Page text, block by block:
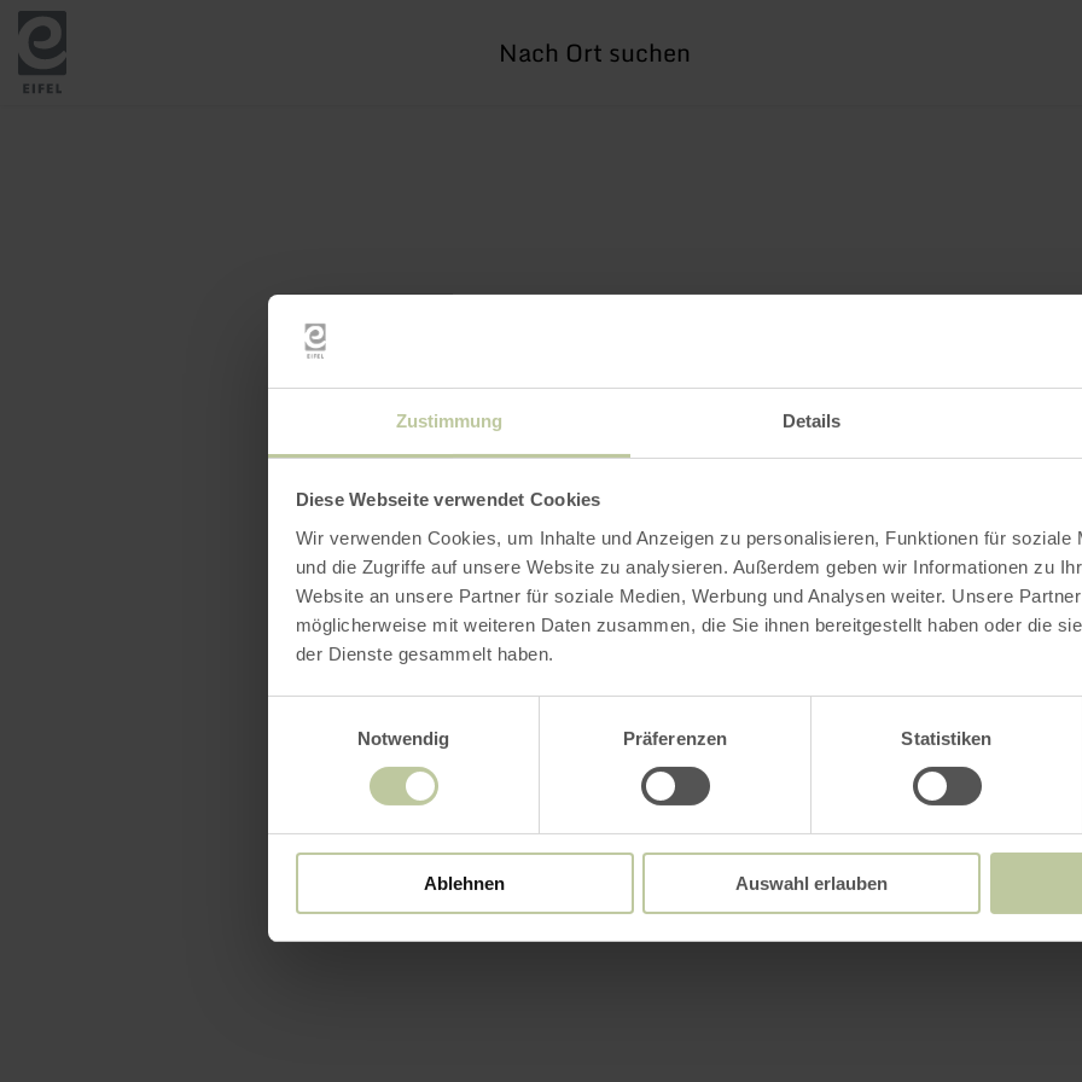
Zustimmung Details
Diese Webseite verwendet Cookies
Wir verwenden Cookies, um Inhalte und Anzeigen zu personalisieren, Funktionen für soziale
und die Zugriffe auf unsere Website zu analysieren. Außerdem geben wir Informationen zu
Website an unsere Partner für soziale Medien, Werbung und Analysen weiter. Unsere
möglicherweise mit weiteren Daten zusammen, die Sie ihnen bereitgestellt haben oder die
der Dienste gesammelt haben.
Notwendig
Präferenzen Statistiken
Ablehnen Auswahl erlauben
suche